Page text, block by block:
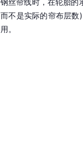
而不是实际的帘布层数
用。